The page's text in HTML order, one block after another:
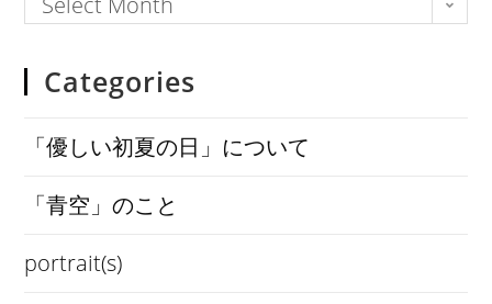
Categories
「優しい初夏の日」について
「青空」のこと
portrait(s)